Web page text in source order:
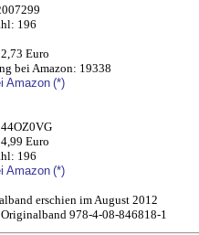
196
Euro
bei Amazon: 19338
Amazon (*)
Euro
196
Amazon (*)
erschien im August 2012
978-4-08-846818-1